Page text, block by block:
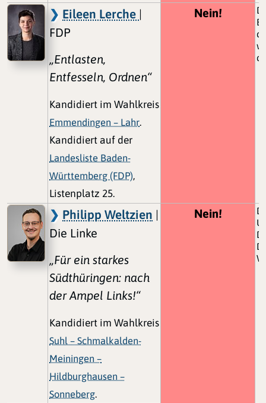
Eileen Lerche |
FDP
„Entlasten,
Entfesseln, Ordnen“
Kandidiert im Wahlkreis
Emmendingen – Lahr.
Kandidiert auf der
Landesliste Baden-
Württemberg (FDP),
Listenplatz 25.
Nein!
Philipp Weltzien |
Die Linke
„Für ein starkes
Südthüringen: nach
der Ampel Links!“
Kandidiert im Wahlkreis
Suhl – Schmalkalden-
Meiningen –
Hildburghausen –
Sonneberg.
Nein!